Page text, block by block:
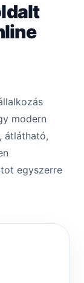
modern
átlátható,
egyszerre